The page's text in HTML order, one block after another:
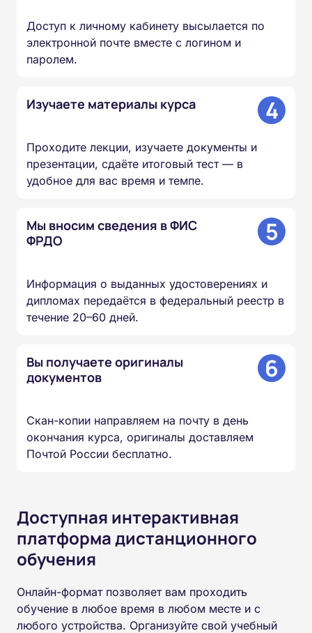
Доступ к личному кабинету высылается по
электронной почте вместе с логином и
паролем.
Изучаете материалы курса 4
Проходите лекции, изучаете документы и
презентации, сдаёте итоговый тест — в
удобное для вас время и темпе.
Мы вносим сведения в ФИС
ФРДО
5
Информация о выданных удостоверениях и
дипломах передаётся в федеральный реестр в
течение 20–60 дней.
Вы получаете оригиналы
документов
6
Скан-копии направляем на почту в день
окончания курса, оригиналы доставляем
Почтой России бесплатно.
Доступная интерактивная
платформа дистанционного
обучения
Онлайн-формат позволяет вам проходить
обучение в любое время в любом месте и с
любого устройства. Организуйте свой учебный